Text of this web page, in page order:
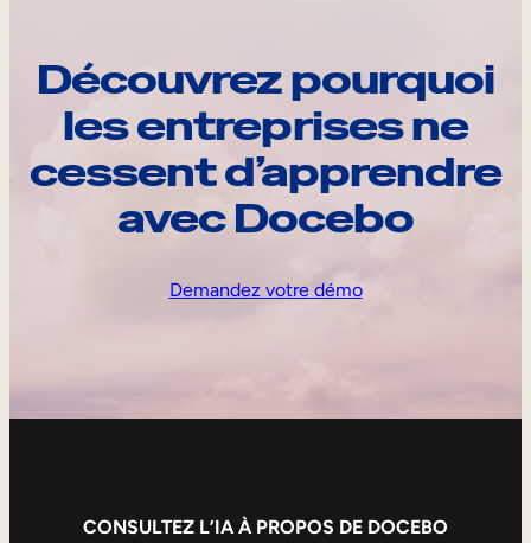
Découvrez pourquoi
les entreprises ne
cessent d’apprendre
avec Docebo
Demandez votre démo
CONSULTEZ L’IA À PROPOS DE DOCEBO